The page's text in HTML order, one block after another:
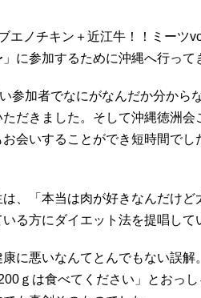
ブエノチキン＋近江牛！！ミー
」に参加するために沖縄へ行って
参加者でなにがなんだか分から
ただきました。そして沖縄徳洲
お会いすることができ短時間で
、「本当は肉が好きなんだけど
いる方にダイエット法を提唱して
康に悪いなんてとんでもない誤
ｇは食べてください」とおっ